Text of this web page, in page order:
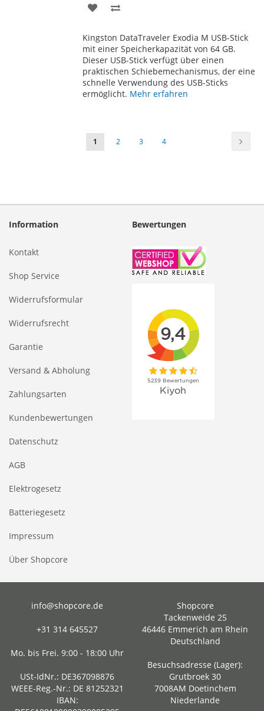
ZUR
HINZUFÜGEN
HINZUFÜGEN
Kingston DataTraveler Exodia M USB-Stick
mit einer Speicherkapazität von 64 GB.
Dieser USB-Stick verfügt über einen
praktischen Schiebemechanismus, der eine
schnelle Verwendung des USB-Sticks
ermöglicht. Mehr erfahren
Sie
1 Seite
2 Seite
3 Seite
4
Information
Kontakt
Shop Service
Widerrufsformular
Widerrufsrecht
Garantie
Versand & Abholung
Zahlungsarten
Kundenbewertungen
Datenschutz
AGB
Elektrogesetz
Batteriegesetz
Impressum
Über Shopcore
Bewertungen
info@shopcore.de
+31 314 645527
Mo. bis Frei. 9:00 - 18:00 Uhr
USt-IdNr.: DE367098876
WEEE-Reg.-Nr.: DE 81252321
IBAN:
Shopcore
Tackenweide 25
46446 Emmerich am Rhein
Deutschland
Besuchsadresse (Lager):
Grutbroek 30
7008AM Doetinchem
Niederlande